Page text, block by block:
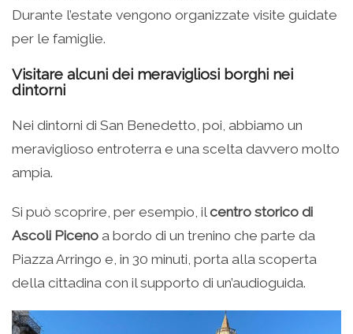
Durante l’estate vengono organizzate visite guidate
per le famiglie.
Visitare alcuni dei meravigliosi borghi nei
dintorni
Nei dintorni di San Benedetto, poi, abbiamo un
meraviglioso entroterra e una scelta davvero molto
ampia.
Si può scoprire, per esempio, il centro storico di
Ascoli Piceno a bordo di un trenino che parte da
Piazza Arringo e, in 30 minuti, porta alla scoperta
della cittadina con il supporto di un’audioguida.